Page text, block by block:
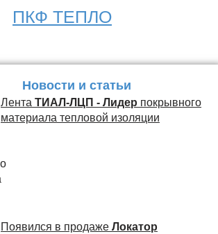
ПКФ ТЕПЛО
Новости и статьи
Лента ТИАЛ-ЛЦП - Лидер покрывного
материала тепловой изоляции
Появился в продаже Локатор